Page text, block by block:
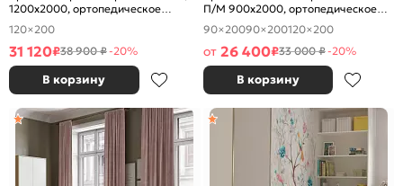
1200x2000, ортопедическое
основание, изголовье мягкое
120×200
31 120₽38 900 ₽-20%
В корзину
П/М 900x2000, ортопедическое
основание, изголовье мягкое
90×20090×200120×200
от 26 400₽33 000 ₽-20%
В корзину